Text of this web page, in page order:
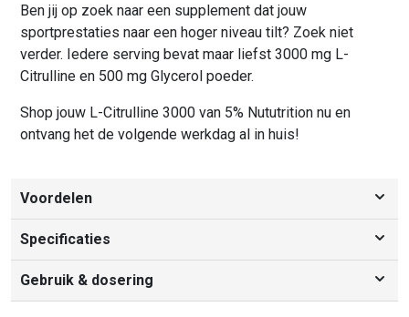
Ben jij op zoek naar een supplement dat jouw
sportprestaties naar een hoger niveau tilt? Zoek niet
verder. Iedere serving bevat maar liefst 3000 mg L-
Citrulline en 500 mg Glycerol poeder.
Shop jouw L-Citrulline 3000 van 5% Nututrition nu en
ontvang het de volgende werkdag al in huis!
Voordelen
• 3000 mg L-citrulline per serving
• 500 mg Glycerol per serving
Specificaties
L-Citrulline 3000 5% Nutrition Rich Piana (60
servings)
Gebruik & dosering